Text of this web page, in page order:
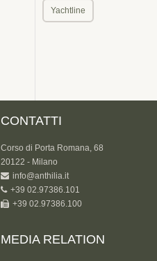
Yachtline
CONTATTI
Corso di Porta Romana, 68
20122 - Milano
info@anthilia.it
+39 02.97386.101
+39 02.97386.100
MEDIA RELATION